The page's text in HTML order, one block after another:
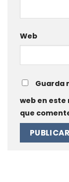
Web
Guarda
web en este
que